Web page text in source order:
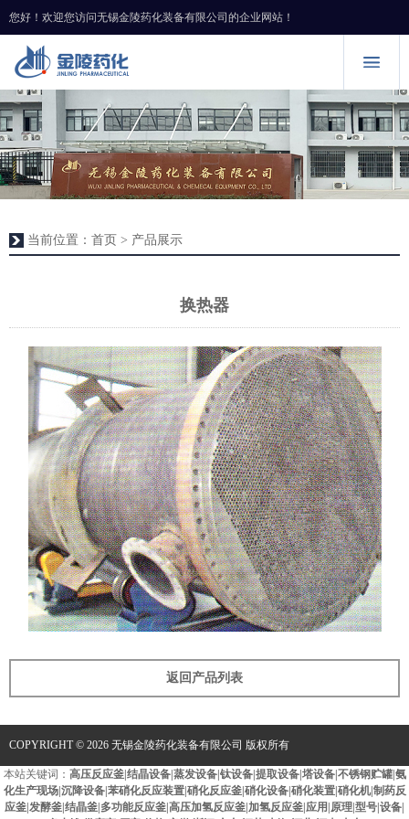
您好！欢迎您访问无锡金陵药化装备有限公司的企业网站！
当前位置： 首页 > 产品展示
换热器
返回产品列表
COPYRIGHT © 2026 无锡金陵药化装备有限公司 版权所有
本站关键词： 高压反应釜|结晶设备|蒸发设备|钛设备|提取设备|塔设备|不锈钢贮罐|氨
化生产现场|沉降设备|苯硝化反应装置|硝化反应釜|硝化设备|硝化装置|硝化机|制药反
应釜|发酵釜|结晶釜|多功能反应釜|高压加氢反应釜|加氢反应釜|应用|原理|型号|设备|